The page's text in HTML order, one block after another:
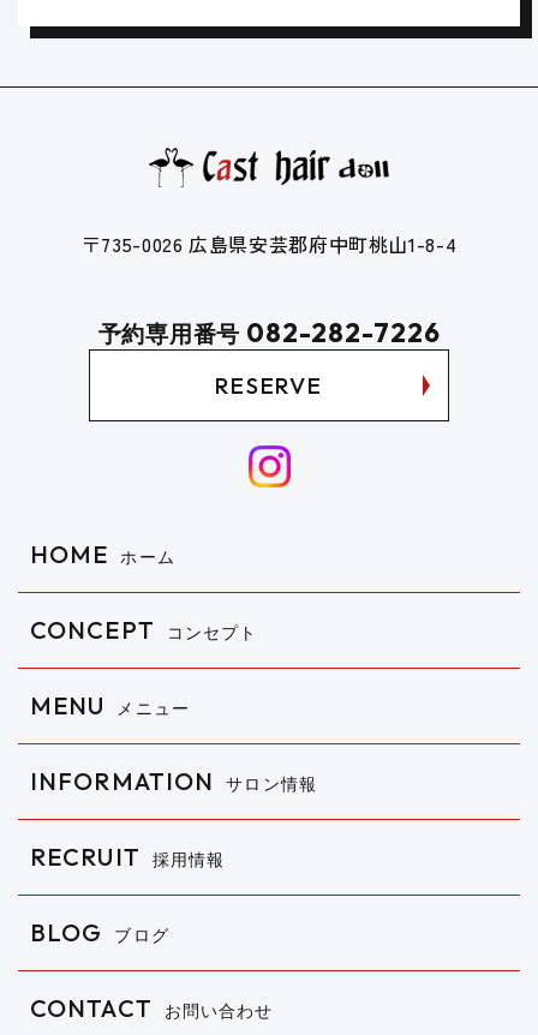
〒735-0026 広島県安芸郡府中町桃山1-8-4
予約専用番号 082-282-7226
RESERVE
HOME ホーム
CONCEPT コンセプト
MENU メニュー
INFORMATION サロン情報
RECRUIT 採用情報
BLOG ブログ
CONTACT お問い合わせ